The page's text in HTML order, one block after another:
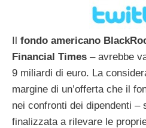
Il fondo americano
Financial Times – avrebbe
9 miliardi di euro. La
margine di un’offerta che il
nei confronti dei dipendenti –
finalizzata a rilevare le